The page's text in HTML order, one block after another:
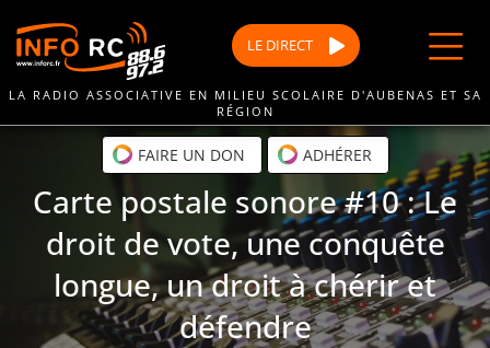
au
contenu
LE DIRECT
LA RADIO ASSOCIATIVE EN MILIEU SCOLAIRE D'AUBENAS ET SA
RÉGION
FAIRE UN DON ADHÉRER
Carte postale sonore #10 : Le
droit de vote, une conquête
longue, un droit à chérir et
défendre